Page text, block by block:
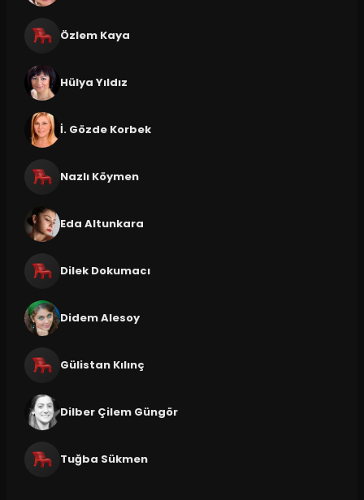
Özlem Kaya
Hülya Yıldız
İ. Gözde Korbek
Nazlı Köymen
Eda Altunkara
Dilek Dokumacı
Didem Alesoy
Gülistan Kılınç
Dilber Çilem Güngör
Tuğba Sükmen